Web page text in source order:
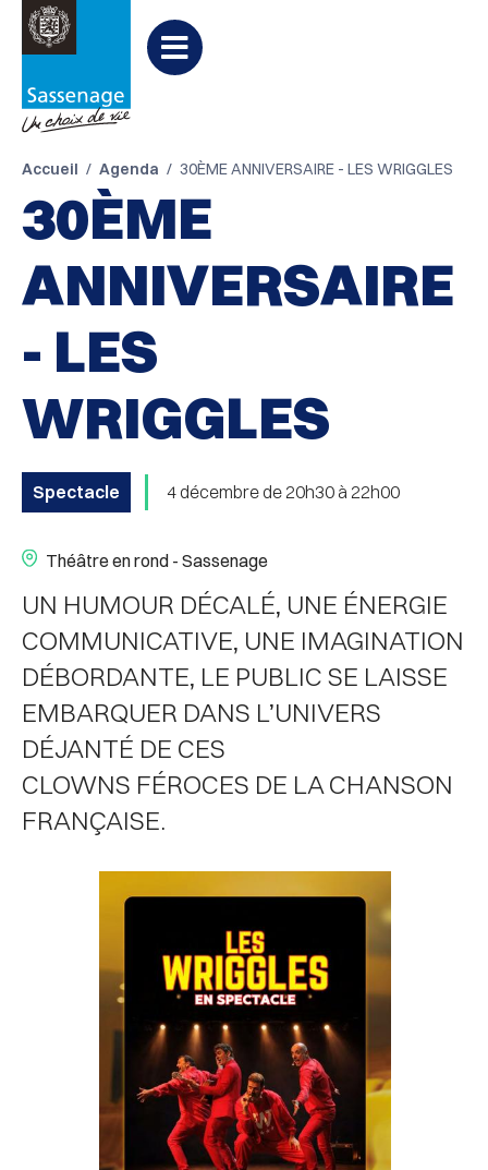
Aller à la recherche
PARTAGER Partager
sur
Accueil Agenda 30ÈME ANNIVERSAIRE - LES WRIGGLES
30ÈME
ANNIVERSAIRE
- LES
WRIGGLES
Spectacle 4 décembre de 20h30 à 22h00
Théâtre en rond - Sassenage
UN HUMOUR DÉCALÉ, UNE ÉNERGIE
COMMUNICATIVE, UNE IMAGINATION
DÉBORDANTE, LE PUBLIC SE LAISSE
EMBARQUER DANS L’UNIVERS
DÉJANTÉ DE CES
CLOWNS FÉROCES DE LA CHANSON
FRANÇAISE.